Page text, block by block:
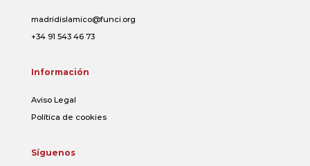
madridislamico@funci.org
+34 91 543 46 73
Información
Aviso Legal
Política de cookies
Síguenos